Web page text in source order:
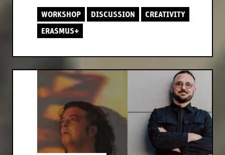
WORKSHOP DISCUSSION
CREATIVITY
ERASMUS+